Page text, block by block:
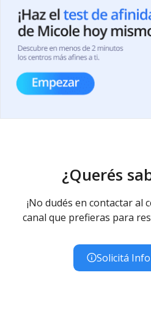
¿Querés
¡No dudés en contactar al
canal que prefieras para
Solicitá